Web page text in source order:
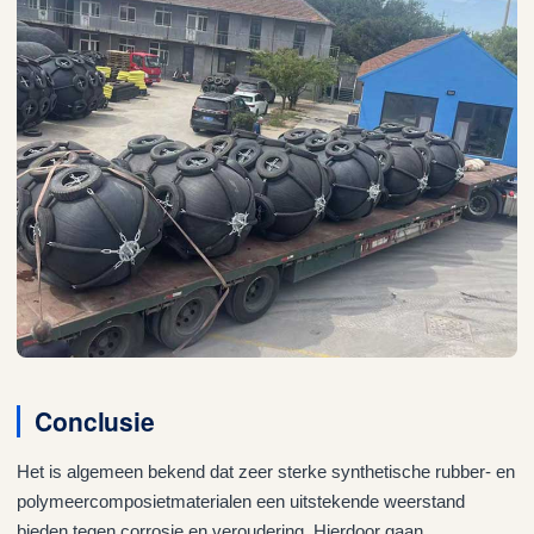
Conclusie
Het is algemeen bekend dat zeer sterke synthetische rubber- en
polymeercomposietmaterialen een uitstekende weerstand